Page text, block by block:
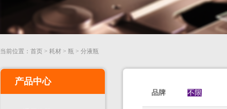
当前位置： 首页 > 耗材 > 瓶 > 分液瓶
产品中心
品牌 不限